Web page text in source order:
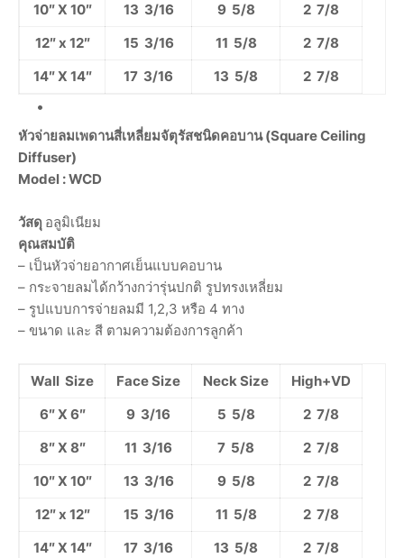
10″ X 10″
13 3/16 9 5/8
2 7/8
12″ x 12″
15 3/16 11 5/8
2 7/8
14″ X 14″
17 3/16 13 5/8 2 7/8
หัวจ่ายลมเพดานสี่เหลี่ยมจัตุรัสชนิดคอบาน (Square Ceiling
Diffuser)
Model : WCD
วัสดุ อลูมิเนียม
คุณสมบัติ
– เป็นหัวจ่ายอากาศเย็นแบบคอบาน
– กระจายลมได้กว้างกว่ารุ่นปกติ รูปทรงเหลี่ยม
– รูปแบบการจ่ายลมมี 1,2,3 หรือ 4 ทาง
– ขนาด และ สี ตามความต้องการลูกค้า
Wall Size Face Size Neck Size
High+VD
6″ X 6″
9 3/16 5 5/8
2 7/8
8″ X 8″
11 3/16 7 5/8
2 7/8
10″ X 10″
13 3/16 9 5/8
2 7/8
12″ x 12″
15 3/16 11 5/8
2 7/8
14″ X 14″
17 3/16 13 5/8 2 7/8